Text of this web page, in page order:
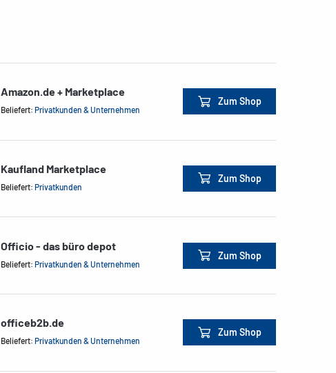
Amazon.de + Marketplace
Beliefert: Privatkunden & Unternehmen
Zum Shop
Kaufland Marketplace
Beliefert: Privatkunden
Zum Shop
Officio - das büro depot
Beliefert: Privatkunden & Unternehmen
Zum Shop
officeb2b.de
Beliefert: Privatkunden & Unternehmen
Zum Shop